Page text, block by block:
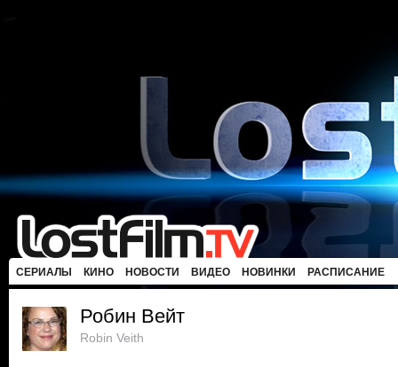
СЕРИАЛЫ КИНО НОВОСТИ ВИДЕО НОВИНКИ РАСПИСАНИЕ
Робин Вейт
Robin Veith